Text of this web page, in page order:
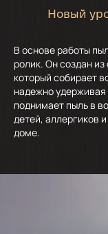
Новый
В основе работы
ролик. Он создан
который собирает
надежно удерживая
поднимает пыль в
детей, аллергиков
доме.